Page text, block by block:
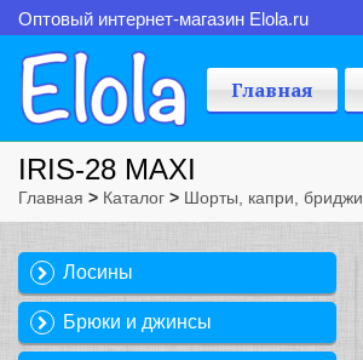
Оптовый интернет-магазин Elola.ru
Главная
IRIS-28 MAXI
Главная > Каталог > Шорты, капри, бриджи
Лосины
Брюки и джинсы